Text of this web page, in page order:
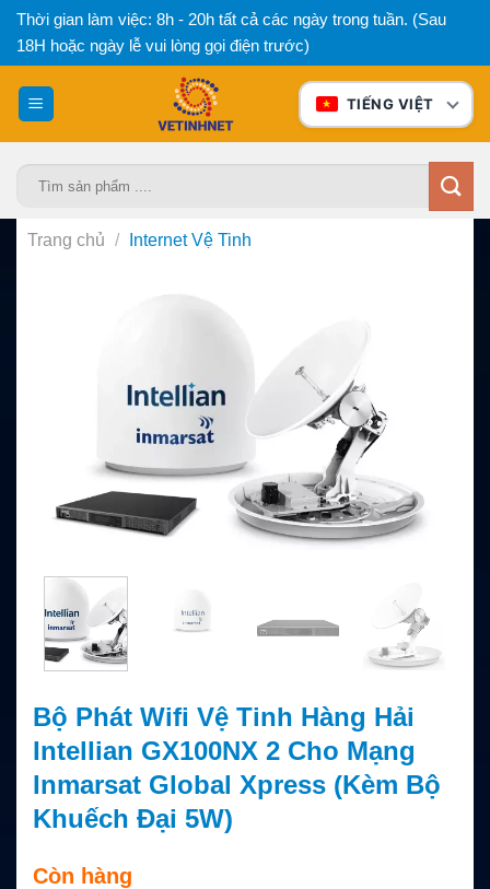
Bỏ
qua
nội
dung
Thời gian làm việc: 8h - 20h tất cả các ngày trong tuần. (Sau
18H hoặc ngày lễ vui lòng gọi điện trước)
TIẾNG VIỆT
Trang chủ / Internet Vệ Tinh
Bộ Phát Wifi Vệ Tinh Hàng Hải
Intellian GX100NX 2 Cho Mạng
Inmarsat Global Xpress (Kèm Bộ
Khuếch Đại 5W)
Còn hàng